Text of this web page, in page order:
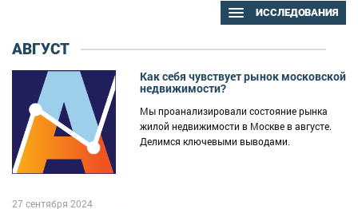
ИССЛЕДОВАНИЯ
АВГУСТ
Как себя чувствует рынок московской
недвижимости?
Мы проанализировали состояние рынка
жилой недвижимости в Москве в августе.
Делимся ключевыми выводами.
27 сентября 2024